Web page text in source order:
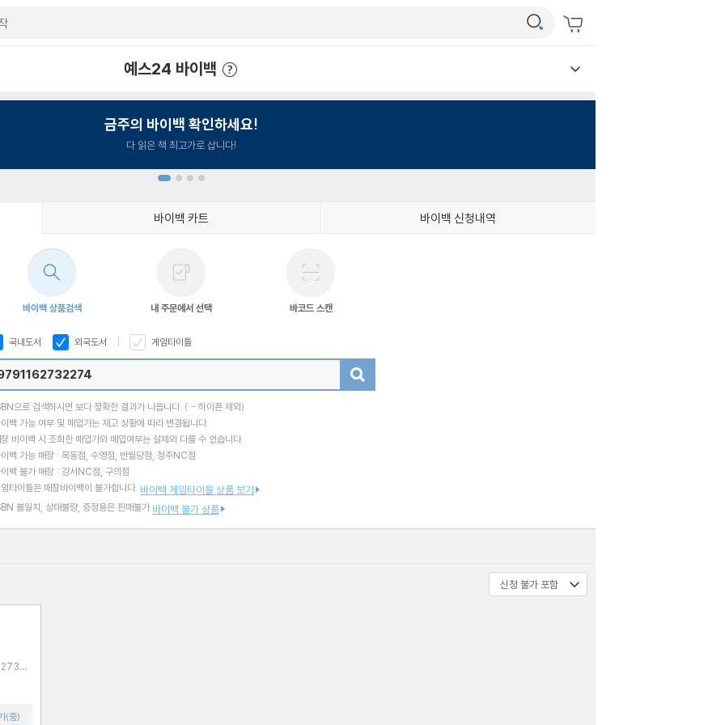
예스24 바이백
금주의 바이백 확인하세요!
다 읽은 책 최고가로 삽니다!
바이백 카트 바이백 신청내역
바이백 상품검색 내 주문에서 선택 바코드 스캔
국내도서 외국도서 게임타이틀
으로 검색하시면 보다 정확한 결과가 나옵니다. ( - 하이픈 제외)
백 가능 여부 및 매입가는 재고 상황에 따라 변경됩니다.
바이백 시 조회한 매입가와 매입여부는 실제와 다를 수 있습니다.
백 가능 매장 : 목동점, 수영점, 반월당점, 청주NC점
백 불가 매장 : 강서NC점, 구의점
타이틀은 매장바이백이 불가합니다. 바이백 게임타이틀 상품 보기
불일치, 상태불량, 증정용은 판매불가 바이백 불가 상품
(중)